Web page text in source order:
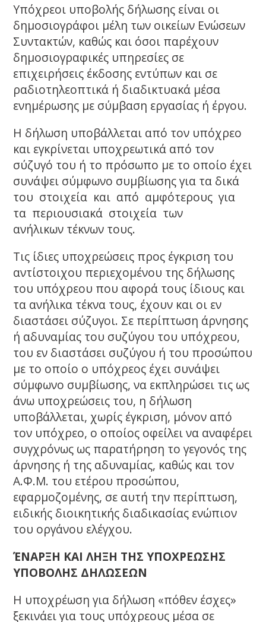
Υπόχρεοι υποβολής δήλωσης είναι οι
δημοσιογράφοι μέλη των οικείων Ενώσεων
Συντακτών, καθώς και όσοι παρέχουν
δημοσιογραφικές υπηρεσίες σε
επιχειρήσεις έκδοσης εντύπων και σε
ραδιοτηλεοπτικά ή διαδικτυακά μέσα
ενημέρωσης με σύμβαση εργασίας ή έργου.
Η δήλωση υποβάλλεται από τον υπόχρεο
και εγκρίνεται υποχρεωτικά από τον
σύζυγό του ή το πρόσωπο με το οποίο έχει
συνάψει σύμφωνο συμβίωσης για τα δικά
του στοιχεία και από αμφότερους για
τα περιουσιακά στοιχεία των
ανήλικων τέκνων τους.
Τις ίδιες υποχρεώσεις προς έγκριση του
αντίστοιχου περιεχομένου της δήλωσης
του υπόχρεου που αφορά τους ίδιους και
τα ανήλικα τέκνα τους, έχουν και οι εν
διαστάσει σύζυγοι. Σε περίπτωση άρνησης
ή αδυναμίας του συζύγου του υπόχρεου,
του εν διαστάσει συζύγου ή του προσώπου
με το οποίο ο υπόχρεος έχει συνάψει
σύμφωνο συμβίωσης, να εκπληρώσει τις ως
άνω υποχρεώσεις του, η δήλωση
υποβάλλεται, χωρίς έγκριση, μόνον από
τον υπόχρεο, ο οποίος οφείλει να αναφέρει
συγχρόνως ως παρατήρηση το γεγονός της
άρνησης ή της αδυναμίας, καθώς και τον
Α.Φ.Μ. του ετέρου προσώπου,
εφαρμοζομένης, σε αυτή την περίπτωση,
ειδικής διοικητικής διαδικασίας ενώπιον
του οργάνου ελέγχου.
ΈΝΑΡΞΗ ΚΑΙ ΛΗΞΗ ΤΗΣ ΥΠΟΧΡΕΩΣΗΣ
ΥΠΟΒΟΛΗΣ ΔΗΛΩΣΕΩΝ
Η υποχρέωση για δήλωση «πόθεν έσχες»
ξεκινάει για τους υπόχρεους μέσα σε